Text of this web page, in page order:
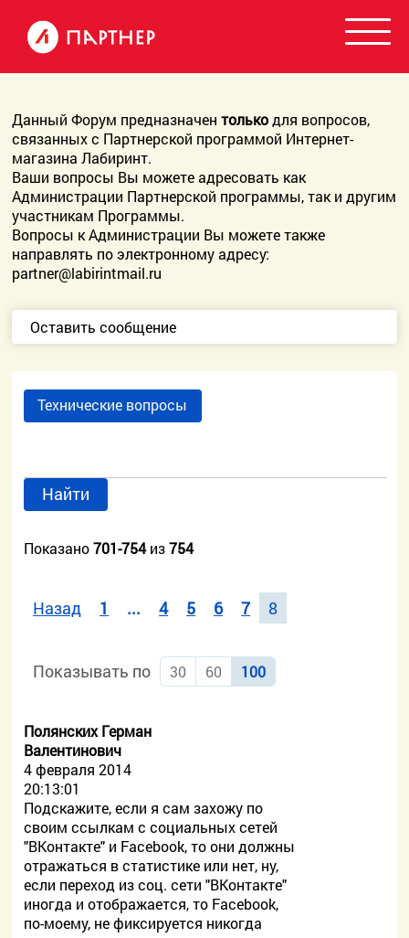
Данный Форум предназначентолькодля вопросов,
связанных с Партнерской программой Интернет-
магазина Лабиринт.
Ваши вопросы Вы можете адресовать как
Администрации Партнерской программы, так и другим
участникам Программы.
Вопросы к Администрации Вы можете также
направлять по электронному адресу:
partner@labirintmail.ru
Оставить сообщение
Технические вопросы
Найти
Показано701-754из754
Назад 1 ... 4 5 6 7 8
Показывать по 30 60 100
Полянских Герман
Валентинович
4 февраля 2014
20:13:01
Подскажите, если я сам захожу по
своим ссылкам с социальных сетей
"ВКонтакте" и Facebook, то они должны
отражаться в статистике или нет, ну,
если переход из соц. сети "ВКонтакте"
иногда и отображается, то Facebook,
по-моему, не фиксируется никогда